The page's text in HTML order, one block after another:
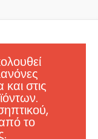
στις
το